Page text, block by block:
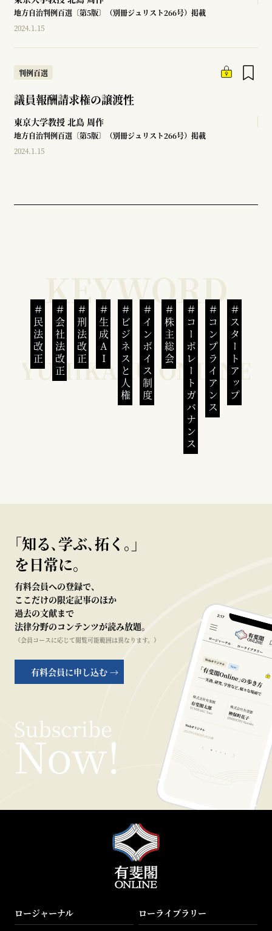
地方自治判例百選〔第5版〕（別冊ジュリスト266号）掲載
2024.1.15
判例百選
議員報酬請求権の譲渡性
東京大学教授 北島 周作
地方自治判例百選〔第5版〕（別冊ジュリスト266号）掲載
2024.1.15
民法改正 会社法改正 刑法改正 生成AI ビジネスと人権インボイス制度 株主総会 コーポレートガバナンスコンプライアンススタートアップ
｢知る､学ぶ､拓く｡｣
を日常に。
有料会員への登録で、
ここだけの限定記事のほか
過去の文献まで
法律分野のコンテンツが読み放題。
（会員コースに応じて閲覧可能範囲は異なります。）
有料会員に申し込む →
ロージャーナル ローライブラリー